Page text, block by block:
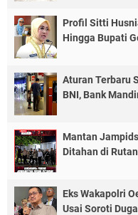
Profil Sitti
Hingga Bupati
Aturan Terbaru
BNI, Bank
Mantan
Ditahan di
Eks Wakapolri
Usai Soroti